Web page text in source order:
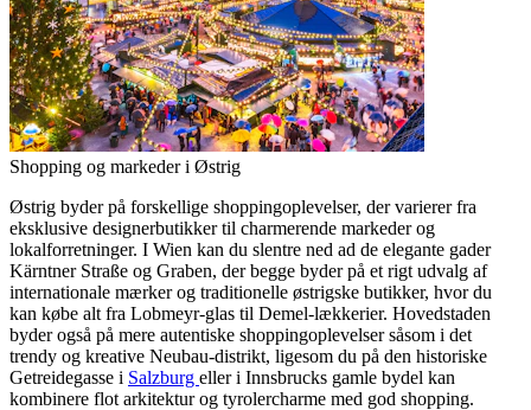
Shopping og markeder i Østrig
Østrig byder på forskellige shoppingoplevelser, der varierer fra
eksklusive designerbutikker til charmerende markeder og
lokalforretninger. I Wien kan du slentre ned ad de elegante gader
Kärntner Straße og Graben, der begge byder på et rigt udvalg af
internationale mærker og traditionelle østrigske butikker, hvor du
kan købe alt fra Lobmeyr-glas til Demel-lækkerier. Hovedstaden
byder også på mere autentiske shoppingoplevelser såsom i det
trendy og kreative Neubau-distrikt, ligesom du på den historiske
Getreidegasse i Salzburg eller i Innsbrucks gamle bydel kan
kombinere flot arkitektur og tyrolercharme med god shopping.